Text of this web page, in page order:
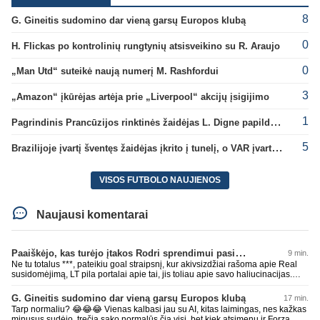
G. Gineitis sudomino dar vieną garsų Europos klubą 8
H. Flickas po kontrolinių rungtynių atsisveikino su R. Araujo 0
„Man Utd“ suteikė naują numerį M. Rashfordui 0
„Amazon“ įkūrėjas artėja prie „Liverpool“ akcijų įsigijimo 3
Pagrindinis Prancūzijos rinktinės žaidėjas L. Digne papildė PSG gretas 1
Brazilijoje įvartį šventęs žaidėjas įkrito į tunelį, o VAR įvartį atšaukė 5
VISOS FUTBOLO NAUJIENOS
Naujausi komentarai
Paaiškėjo, kas turėjo įtakos Rodri sprendimui pasirinkti Barselonos pusę 9 min.
Ne tu totalus ***, pateikiu goal straipsnį, kur akivsizdžiai rašoma apie Real
susidomėjimą, LT pila portalai apie tai, jis toliau apie savo haliucinacijas.
informacija, net ji yra ir dar tik gandų tipi. Atmink bet koks rimtesnis
žurnalistas gandais su tikslnenis, nei AI kuris ir genruoja tau atsakymą pagal
tuos straipsnius. Beviltiškas tu man esi. Nenoriu daryti čia chaoso, tad gero
G. Gineitis sudomino dar vieną garsų Europos klubą 17 min.
Tarp normaliu? 😂😂😂 Vienas kalbasi jau su AI, kitas laimingas, nes kažkas